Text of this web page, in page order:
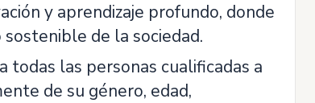
y aprendizaje profundo, donde
de la sociedad.
todas las personas cualificadas a
de su género, edad,